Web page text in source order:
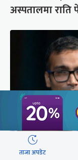
अस्पतालमा
ताजा अपडेट